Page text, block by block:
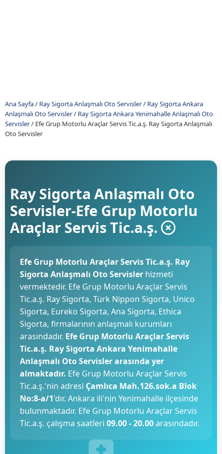
Ana Sayfa/ Ray Sigorta Anlaşmalı Oto Servisler/ Ray Sigorta Ankara
Anlaşmalı Oto Servisler/ Ray Sigorta Ankara Yenimahalle Anlaşmalı Oto
Servisler/ Efe Grup Motorlu Araçlar Servis Tic.a.ş. Ray Sigorta Anlaşmalı
Oto Servisler
Ray Sigorta Anlaşmalı Oto
Servisler-Efe Grup Motorlu
Araçlar Servis Tic.a.ş.
Efe Grup Motorlu Araçlar Servis Tic.a.ş. Ray
Sigorta Anlaşmalı Oto Servisler hizmeti
vermektedir. Efe Grup Motorlu Araçlar Servis
Tic.a.ş. Ray Sigorta, Türk Nippon Sigorta, Unico
Sigorta, Eureko Sigorta, Ana Sigorta, Ethica
Sigorta, firmalarının anlaşmalı kurumları
arasındadır. Efe Grup Motorlu Araçlar Servis
Tic.a.ş. Ray Sigorta Ankara Yenimahalle
Anlaşmalı Oto Servisler arasında yer
almaktadır. Efe Grup Motorlu Araçlar Servis
Tic.a.ş.'nin adresi Çamlıca Mah.126.sok.a Blok
No:8-a/1'dır. Ankara ili'nin Yenimahalle ilçesinde
bulunmaktadır. Efe Grup Motorlu Araçlar Servis
Tic.a.ş. çalışma saatleri 09.00 - 20.00arasındadır.